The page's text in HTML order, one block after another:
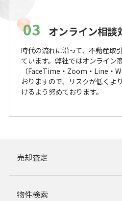
03 オンライン相談
時代の流れに沿って、不動産取
ています。弊社ではオンライン
（FaceTime・Zoom・Line・
おりますので、リスクが低くよ
けるよう努めております。
売却査定
物件検索